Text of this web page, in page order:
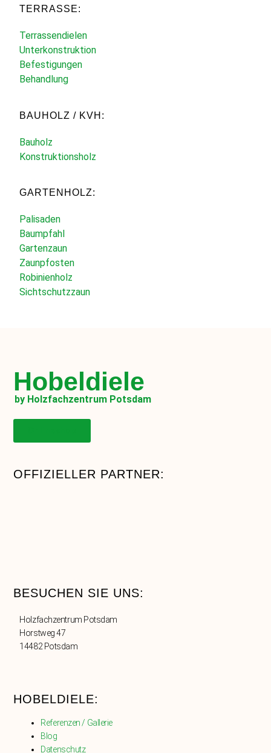
TERRASSE:
Terrassendielen
Unterkonstruktion
Befestigungen
Behandlung
BAUHOLZ / KVH:
Bauholz
Konstruktionsholz
GARTENHOLZ:
Palisaden
Baumpfahl
Gartenzaun
Zaunpfosten
Robinienholz
Sichtschutzzaun
Hobeldiele
by Holzfachzentrum Potsdam
OFFIZIELLER PARTNER:
BESUCHEN SIE UNS:
Holzfachzentrum Potsdam
Horstweg 47
14482 Potsdam
HOBELDIELE:
Referenzen / Gallerie
Blog
Datenschutz